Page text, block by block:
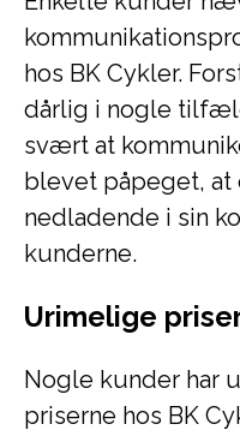
hos BK Cykler.
dårlig i nogle
svært at
blevet påpeget, at
nedladende i sin
kunderne.
Urimelige
Nogle kunder har
priserne hos BK